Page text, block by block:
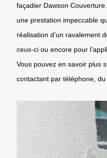
façadier Dawson
une prestation impeccable
réalisation d’un ravalement
ceux-ci ou encore pour
Vous pouvez en savoir plus
contactant par téléphone, du